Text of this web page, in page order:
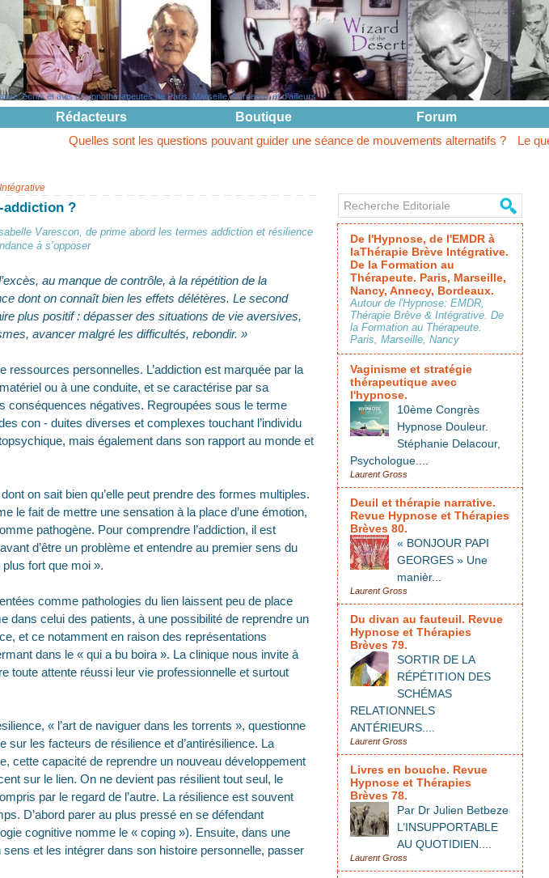
écrits et avis d'hypnothérapeutes de Paris, Marseille, Bordeaux et d'ailleurs
Rédacteurs Boutique
Forum
sont les questions pouvant guider une séance de mouvements alternatifs ?
Le questionnement
addiction ?
Varescon, de prime abord les termes addiction et résilience
à s’opposer
au manque de contrôle, à la répétition de la
dont on connaît bien les effets délétères. Le second
plus positif : dépasser des situations de vie aversives,
avancer malgré les difficultés, rebondir. »
ressources personnelles. L’addiction est marquée par la
ou à une conduite, et se caractérise par sa
conséquences négatives. Regroupées sous le terme
con - duites diverses et complexes touchant l’individu
mais également dans son rapport au monde et
on sait bien qu’elle peut prendre des formes multiples.
le fait de mettre une sensation à la place d’une émotion,
pathogène. Pour comprendre l’addiction, il est
d’être un problème et entendre au premier sens du
fort que moi ».
comme pathologies du lien laissent peu de place
dans celui des patients, à une possibilité de reprendre un
et ce notamment en raison des représentations
dans le « qui a bu boira ». La clinique nous invite à
toute attente réussi leur vie professionnelle et surtout
« l’art de naviguer dans les torrents », questionne
sur les facteurs de résilience et d’antirésilience. La
cette capacité de reprendre un nouveau développement
sur le lien. On ne devient pas résilient tout seul, le
par le regard de l’autre. La résilience est souvent
D’abord parer au plus pressé en se défendant
cognitive nomme le « coping »). Ensuite, dans une
et les intégrer dans son histoire personnelle, passer
De l'Hypnose, de l'EMDR à
laThérapie Brève Intégrative.
De la Formation au
Thérapeute. Paris, Marseille,
Nancy, Annecy, Bordeaux.
Autour de l'Hypnose: EMDR,
Thérapie Brève & Intégrative. De
la Formation au Thérapeute.
Paris, Marseille, Nancy
Vaginisme et stratégie
thérapeutique avec
l'hypnose.
10ème Congrès
Hypnose Douleur.
Stéphanie Delacour,
Psychologue....
Laurent Gross
Deuil et thérapie narrative.
Revue Hypnose et Thérapies
Brèves 80.
« BONJOUR PAPI
GEORGES » Une
manièr...
Laurent Gross
Du divan au fauteuil. Revue
Hypnose et Thérapies
Brèves 79.
SORTIR DE LA
RÉPÉTITION DES
SCHÉMAS
RELATIONNELS
ANTÉRIEURS....
Laurent Gross
Livres en bouche. Revue
Hypnose et Thérapies
Brèves 78.
Par Dr Julien Betbeze
L’INSUPPORTABLE
AU QUOTIDIEN....
Laurent Gross